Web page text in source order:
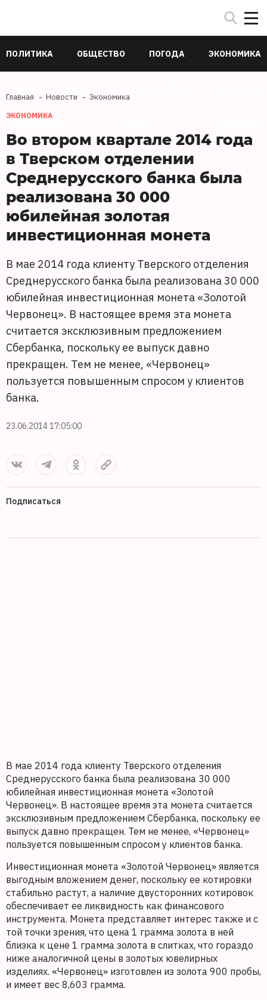
ПОЛИТИКА ОБЩЕСТВО ПОГОДА ЭКОНОМИКА
Главная Новости Экономика
ЭКОНОМИКА
Во втором квартале 2014 года
в Тверском отделении
Среднерусского банка была
реализована 30 000
юбилейная золотая
инвестиционная монета
В мае 2014 года клиенту Тверского отделения
Среднерусского банка была реализована 30 000
юбилейная инвестиционная монета «Золотой
Червонец». В настоящее время эта монета
считается эксклюзивным предложением
Сбербанка, поскольку ее выпуск давно
прекращен. Тем не менее, «Червонец»
пользуется повышенным спросом у клиентов
банка.
23.06.2014 17:05:00
Подписаться
В мае 2014 года клиенту Тверского отделения
Среднерусского банка была реализована 30 000
юбилейная инвестиционная монета «Золотой
Червонец». В настоящее время эта монета считается
эксклюзивным предложением Сбербанка, поскольку ее
выпуск давно прекращен. Тем не менее, «Червонец»
пользуется повышенным спросом у клиентов банка.
Инвестиционная монета «Золотой Червонец» является
выгодным вложением денег, поскольку ее котировки
стабильно растут, а наличие двусторонних котировок
обеспечивает ее ликвидность как финансового
инструмента. Монета представляет интерес также и с
той точки зрения, что цена 1 грамма золота в ней
близка к цене 1 грамма золота в слитках, что гораздо
ниже аналогичной цены в золотых ювелирных
изделиях. «Червонец» изготовлен из золота 900 пробы,
и имеет вес 8,603 грамма.